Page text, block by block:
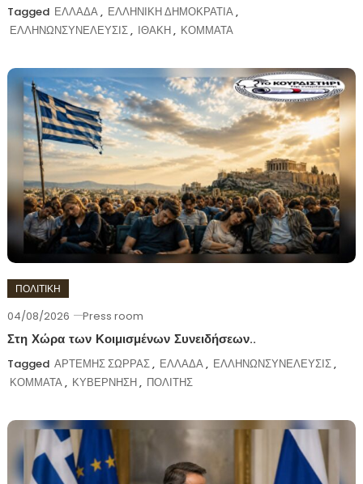
Tagged ΕΛΛΑΔΑ, ΕΛΛΗΝΙΚΗ ΔΗΜΟΚΡΑΤΙΑ,
ΕΛΛΗΝΩΝΣΥΝΕΛΕΥΣΙΣ, ΙΘΑΚΗ, ΚΟΜΜΑΤΑ
ΠΟΛΙΤΙΚΗ
04/08/2026 Press room
Στη Χώρα των Κοιμισμένων Συνειδήσεων..
Tagged ΑΡΤΕΜΗΣ ΣΩΡΡΑΣ, ΕΛΛΑΔΑ, ΕΛΛΗΝΩΝΣΥΝΕΛΕΥΣΙΣ,
ΚΟΜΜΑΤΑ, ΚΥΒΕΡΝΗΣΗ, ΠΟΛΙΤΗΣ